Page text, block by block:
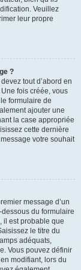
Veuillez
leur propre
?
tout d’abord en
fois créée, vous
formulaire de
ajouter une
la case appropriée
cette dernière
votre souhait
message d’un
du formulaire
il est probable que
le titre du
adéquats,
Vous pouvez définir
modifiant, lors du